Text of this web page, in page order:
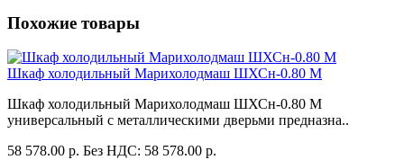
Похожие товары
Шкаф холодильный Марихолодмаш ШХСн-0.80 М
Шкаф холодильный Марихолодмаш ШХСн-0.80 М
универсальный с металлическими дверьми предназна..
58 578.00 р. Без НДС: 58 578.00 р.